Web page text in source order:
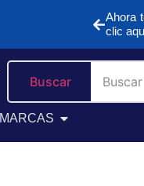
Ahora
clic
MARCAS
Buscar